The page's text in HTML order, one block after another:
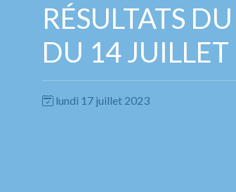
RÉSULTATS
DU 14 JUILLET
lundi 17 juillet 2023